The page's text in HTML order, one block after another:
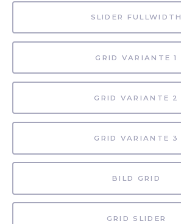
SLIDER FULLWIDTH
GRID VARIANTE 1
GRID VARIANTE 2
GRID VARIANTE 3
BILD GRID
GRID SLIDER